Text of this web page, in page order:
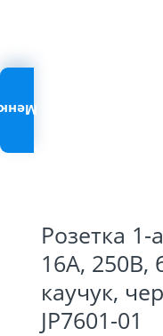
Розетка 1-
16А, 250В,
каучук,
JP7601-01